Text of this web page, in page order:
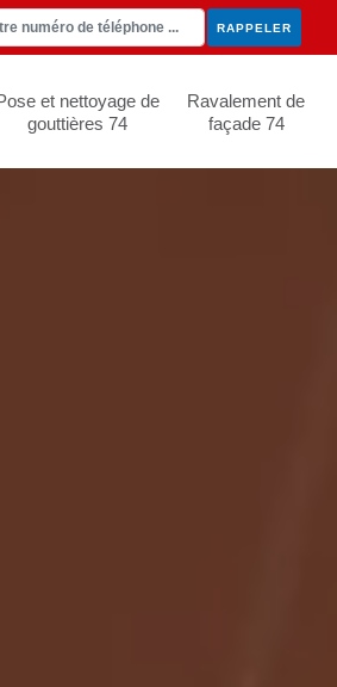
et nettoyage de
gouttières 74
Ravalement de
façade 74